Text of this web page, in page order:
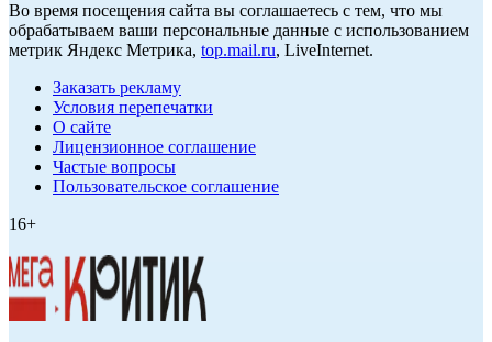
Во время посещения сайта вы соглашаетесь с тем, что мы
обрабатываем ваши персональные данные с использованием
метрик Яндекс Метрика, top.mail.ru, LiveInternet.
Заказать рекламу
Условия перепечатки
О сайте
Лицензионное соглашение
Частые вопросы
Пользовательское соглашение
16+